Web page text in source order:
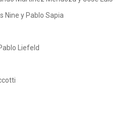
Nine y Pablo Sapia
Liefeld